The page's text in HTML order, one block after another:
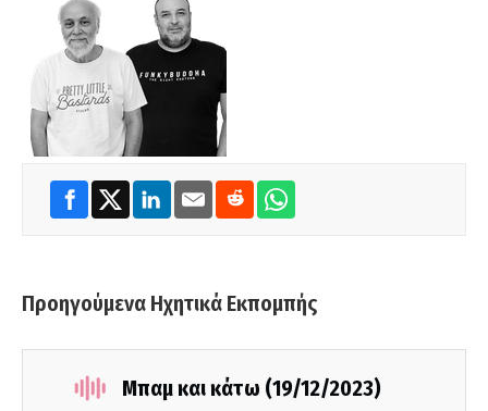
Προηγούμενα Ηχητικά Εκπομπής
Μπαμ και κάτω (19/12/2023)